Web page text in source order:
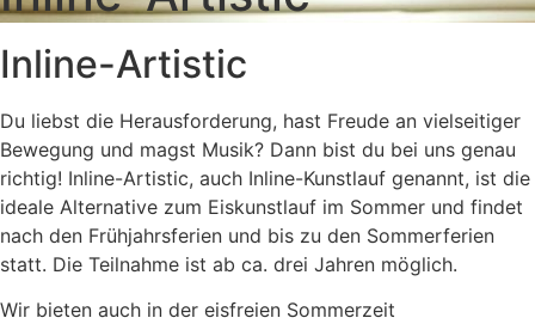
Inline-Artistic
Du liebst die Herausforderung, hast Freude an vielseitiger
Bewegung und magst Musik? Dann bist du bei uns genau
richtig! Inline-Artistic, auch Inline-Kunstlauf genannt, ist die
ideale Alternative zum Eiskunstlauf im Sommer und findet
nach den Frühjahrsferien und bis zu den Sommerferien
statt. Die Teilnahme ist ab ca. drei Jahren möglich.
Wir bieten auch in der eisfreien Sommerzeit